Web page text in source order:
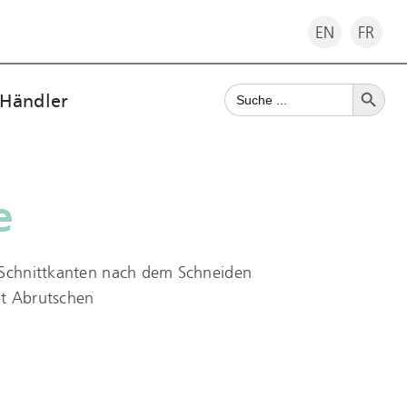
EN FR
Search
for:
Search Button
nach dem Schneiden
Abrutschen